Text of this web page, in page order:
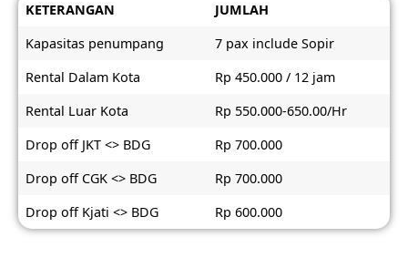
KETERANGAN
JUMLAH
Kapasitas penumpang
7 pax include Sopir
Rental Dalam Kota
Rp 450.000 / 12 jam
Rental Luar Kota
Rp 550.000-650.00/Hr
Drop off JKT <> BDG
Rp 700.000
Drop off CGK <> BDG
Rp 700.000
Drop off Kjati <> BDG
Rp 600.000